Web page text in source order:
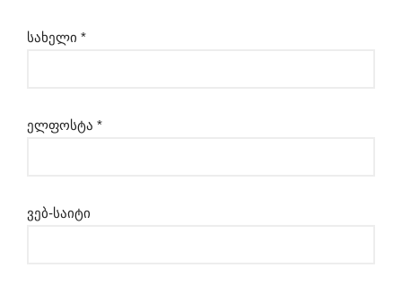
სახელი *
ელფოსტა *
ვებ-საიტი